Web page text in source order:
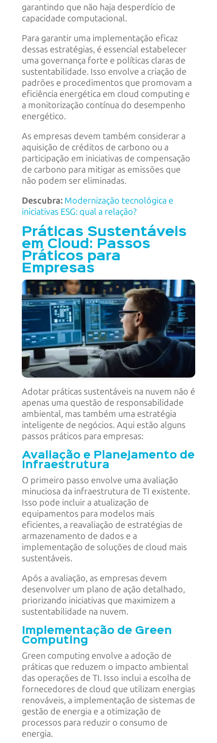
garantindo que não haja desperdício de
capacidade computacional.
Para garantir uma implementação eficaz
dessas estratégias, é essencial estabelecer
uma governança forte e políticas claras de
sustentabilidade. Isso envolve a criação de
padrões e procedimentos que promovam a
eficiência energética em cloud computing e
a monitorização contínua do desempenho
energético.
As empresas devem também considerar a
aquisição de créditos de carbono ou a
participação em iniciativas de compensação
de carbono para mitigar as emissões que
não podem ser eliminadas.
Descubra: Modernização tecnológica e
iniciativas ESG: qual a relação?
Práticas Sustentáveis
em Cloud: Passos
Práticos para
Empresas
Adotar práticas sustentáveis na nuvem não é
apenas uma questão de responsabilidade
ambiental, mas também uma estratégia
inteligente de negócios. Aqui estão alguns
passos práticos para empresas:
Avaliação e Planejamento de
Infraestrutura
O primeiro passo envolve uma avaliação
minuciosa da infraestrutura de TI existente.
Isso pode incluir a atualização de
equipamentos para modelos mais
eficientes, a reavaliação de estratégias de
armazenamento de dados e a
implementação de soluções de cloud mais
sustentáveis.
Após a avaliação, as empresas devem
desenvolver um plano de ação detalhado,
priorizando iniciativas que maximizem a
sustentabilidade na nuvem.
Implementação de Green
Computing
Green computing envolve a adoção de
práticas que reduzem o impacto ambiental
das operações de TI. Isso inclui a escolha de
fornecedores de cloud que utilizam energias
renováveis, a implementação de sistemas de
gestão de energia e a otimização de
processos para reduzir o consumo de
energia.